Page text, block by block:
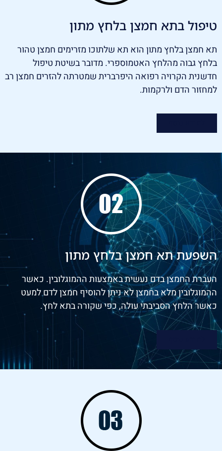
טיפול בתא חמצן בלחץ מתון
תא חמצן בלחץ מתון הוא תא שלתוכו מזרימים חמצן טהור
בלחץ גבוה מהלחץ האטמוספרי. מדובר בשיטת טיפול
חדשנית הקרויה רפואה היפרברית שמטרתה להזרים חמצן רב
למחזור הדם ולרקמות.
השפעת תא חמצן בלחץ מתון
העברת החמצן בדם נעשית באמצעות ההמוגלובין. כאשר
ההמוגלובין מלא בחמצן לא ניתן להוסיף חמצן לדם למעט
כאשר הלחץ הסביבתי עולה, כפי שקורה בתא לחץ.